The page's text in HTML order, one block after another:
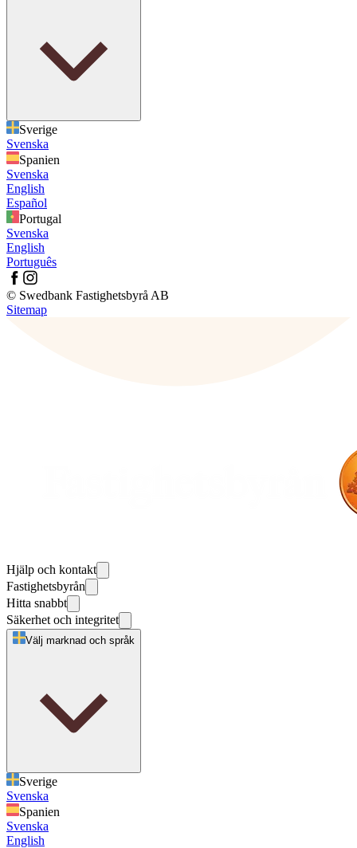
Sverige
Svenska
Spanien
Svenska
English
Español
Portugal
Svenska
English
Português
© Swedbank Fastighetsbyrå AB
Sitemap
Hjälp och kontakt
Fastighetsbyrån
Hitta snabbt
Säkerhet och integritet
Välj marknad och språk
Sverige
Svenska
Spanien
Svenska
English